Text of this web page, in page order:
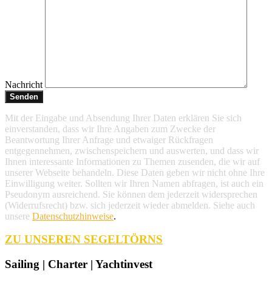
Nachricht
Mit der Eingabe und Absendung Ihrer Daten erklären Sie sich
einverstanden, dass wir Ihre Angaben zum Zwecke der
Beantwortung Ihrer Anfrage und etwaiger Rückfragen
entgegennehmen, zwischenspeichern und auswerten, und dass wir
Ihnen interessante Informationen zu Themen zusenden, die wir auf
unserer Webseite behandeln. Diese Daten geben wir nicht ohne Ihre
Einwilligung weiter. Sollten wir Ihren Namen abfragen, ist auch ein
Pseudonym ausreichend. Sie können dem jederzeit widersprechen
(Widerrufsrecht) bzw. sich jederzeit wieder abmelden. Siehe auch
unsere Datenschutzhinweise.
ZU UNSEREN SEGELTÖRNS
Sailing | Charter | Yachtinvest